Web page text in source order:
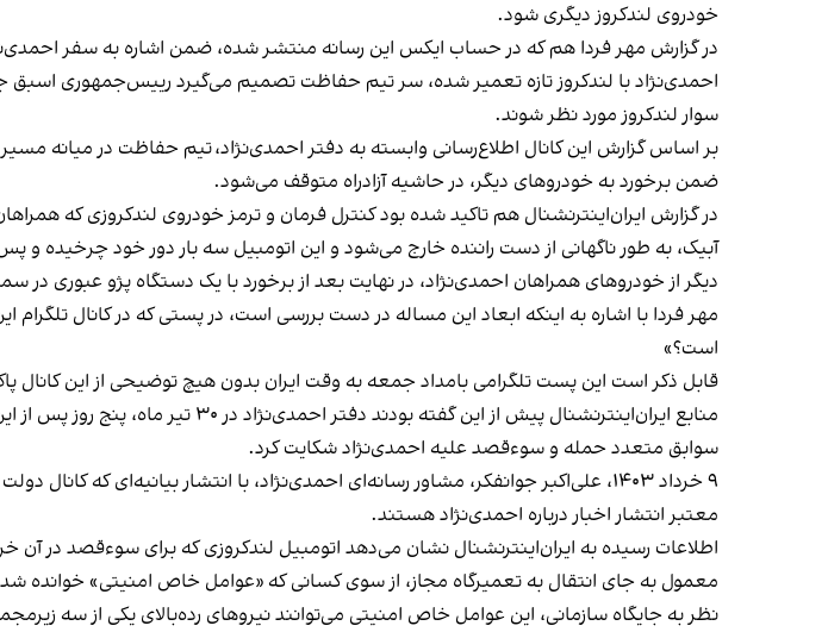
خودروی لندکروز دیگری شود.
درگزارش مهر فردا هم که در حساب ایکس این رسانه منتشر شده، ضمن اشاره به سفر
احمدی‌نژاد با لندکروز تازه تعمیر شده، سر تیم حفاظت تصمیم می‌گیرد رییس‌جمهوری
سوار لندکروز مورد نظر شوند.
بر اساس گزارش این کانال اطلاع‌رسانی وابسته به دفتر احمدی‌نژاد، تیم حفاظت در میانه‌
ضمن برخورد به خودروهای دیگر، در حاشیه آزادراه متوقف می‌شود.
در گزارش ایران‌اینترنشنال هم تاکید شده بود کنترل فرمان و ترمز خودروی لندکروزی که
آبیک، به طور ناگهانی از دست راننده خارج می‌شود و این اتومبیل سه بار دور خود چرخیده و
دیگر از خودروهای همراهان احمدی‌نژاد، در نهایت بعد از برخورد با یک دستگاه پژو عبوری در
مهر فردا با اشاره به اینکه ابعاد این مساله در دست بررسی است، در پستی که درکانال تلگرام
است؟»
قابل ذکر است این پست تلگرامی بامداد جمعه به وقت ایران بدون هیچ توضیحی از این کانال
منابع ایران‌اینترنشنال پیش از این
سوابق متعدد حمله و سوءقصد علیه احمدی‌نژاد شکایت کرد.
۹ خرداد ۱۴۰۳، علی‌اکبر جوانفکر، مشاور رسانه‌ای احمدی‌نژاد، با انتشار بیانیه‌ای که کانال دولت بهار آن را
معتبر انتشار اخبار درباره احمدی‌نژاد هستند.
اطلاعات رسیده به ایران‌اینترنشنال نشان می‌دهد اتومبیل لندکروزی که برای سوءقصد در آن
معمول به جای انتقال به تعمیرگاه مجاز، از سوی کسانی که «عوامل خاص امنیتی»
نظر به جایگاه سازمانی، این عوامل خاص امنیتی می‌توانند نیروهای رده‌بالای یکی از سه